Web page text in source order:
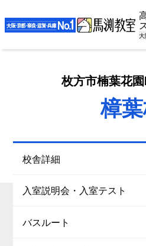
枚方市楠葉花
樟
校舎詳細
入室説明会・入室テスト
バスルート